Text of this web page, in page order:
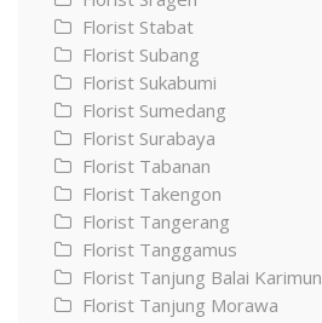
Florist Stabat
Florist Subang
Florist Sukabumi
Florist Sumedang
Florist Surabaya
Florist Tabanan
Florist Takengon
Florist Tangerang
Florist Tanggamus
Florist Tanjung Balai Karimun
Florist Tanjung Morawa